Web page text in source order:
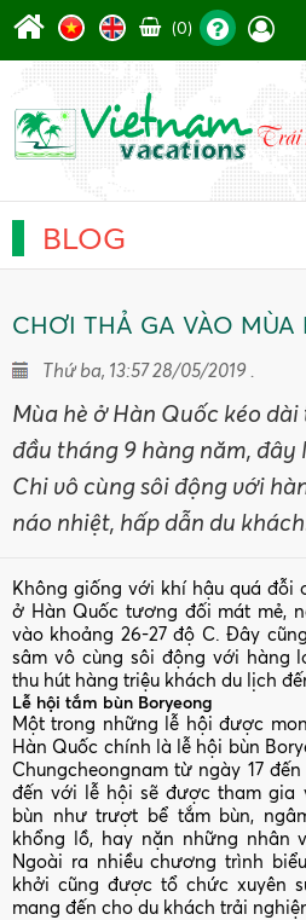
(0)
BLOG
CHƠI THẢ GA VÀO
Thứ ba, 13:57 28/05/2019 .
Mùa hè ở Hàn Quốc kéo
đầu tháng 9 hàng năm,
Chi vô cùng sôi động với
náo nhiệt, hấp dẫn du
Không giống với khí hậu quá đỗi
ở Hàn Quốc tương đối mát mẻ,
vào khoảng 26-27 độ C. Đây
sâm vô cùng sôi động với hàng
thu hút hàng triệu khách du lịch
Lễ hội tắm bùn Boryeong
Một trong những lễ hội được
Hàn Quốc chính là lễ hội bùn
Chungcheongnam từ ngày 17
đến với lễ hội sẽ được tham gia
bùn như trượt bể tắm bùn,
khổng lồ, hay nặn những nhân
Ngoài ra nhiều chương trình
khởi cũng được tổ chức xuyên
mang đến cho du khách trải